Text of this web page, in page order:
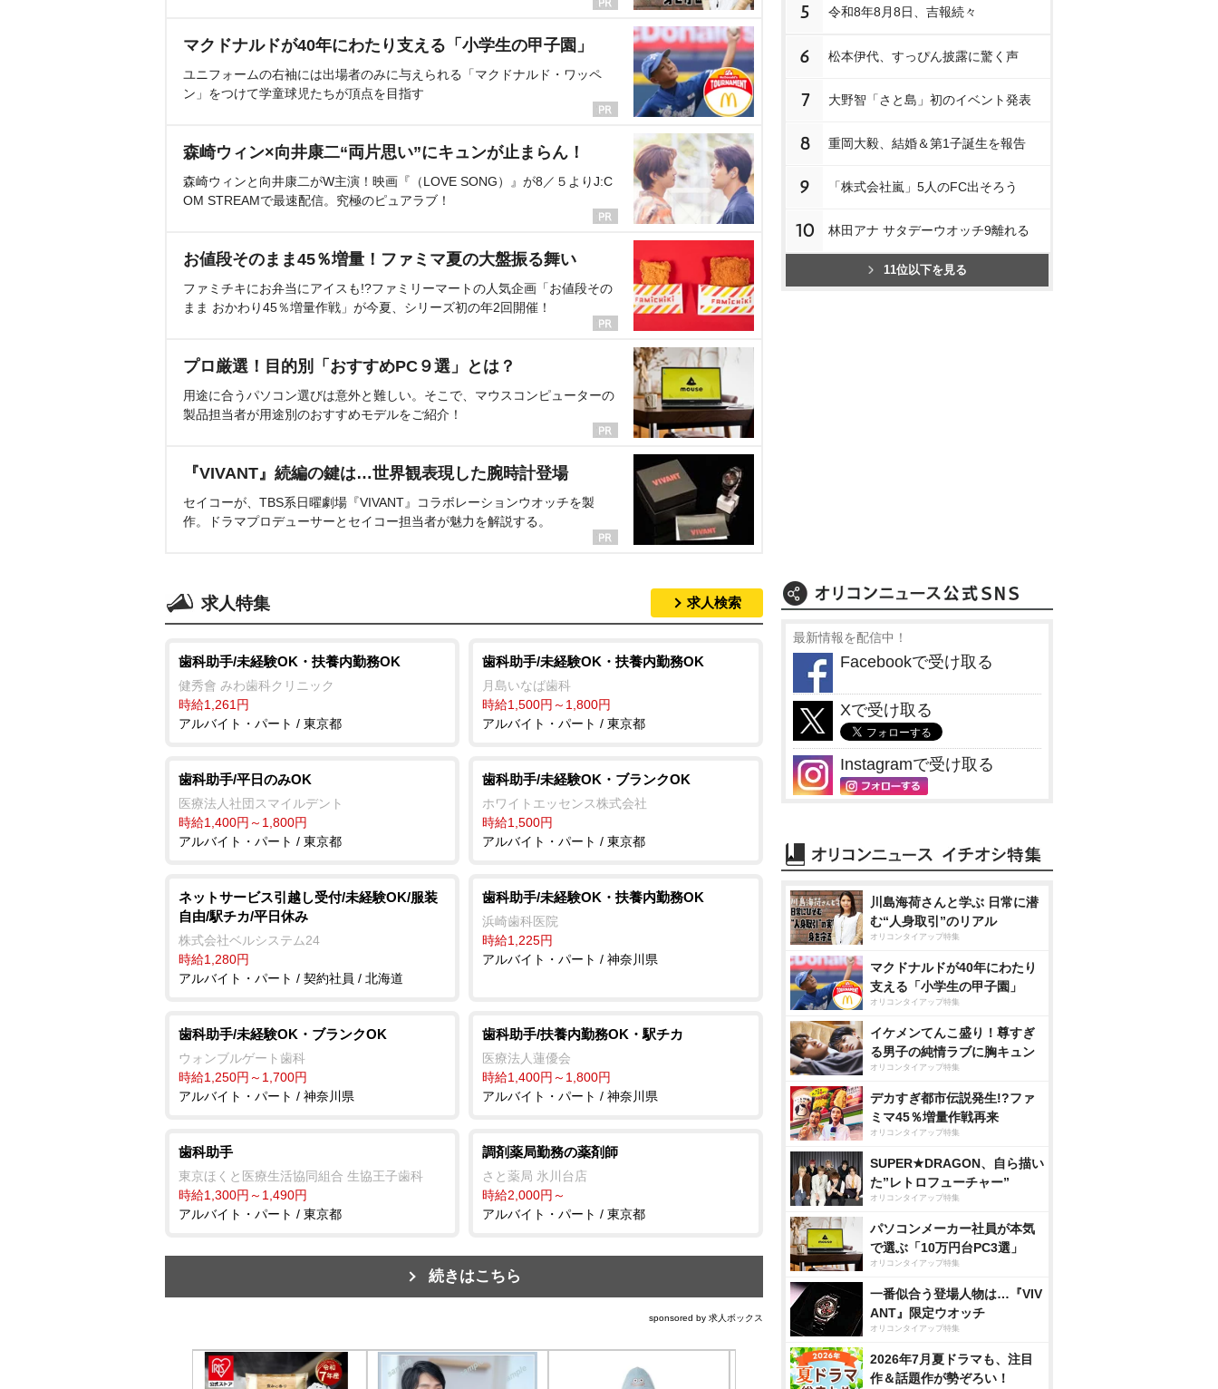
マクドナルドが40年にわたり支える「小学生の甲子園」
ユニフォームの右袖には出場者のみに与えられる「マクドナルド・ワッペ
ン」をつけて学童球児たちが頂点を目指す
森崎ウィン×向井康二“両片思い”にキュンが止まらん！
森崎ウィンと向井康二がW主演！映画『（LOVE SONG）』が8／５よりJ:C
OM STREAMで最速配信。究極のピュアラブ！
お値段そのまま45％増量！ファミマ夏の大盤振る舞い
ファミチキにお弁当にアイスも!?ファミリーマートの人気企画「お値段その
まま おかわり45％増量作戦」が今夏、シリーズ初の年2回開催！
プロ厳選！目的別「おすすめPC９選」とは？
用途に合うパソコン選びは意外と難しい。そこで、マウスコンピューターの
製品担当者が用途別のおすすめモデルをご紹介！
『VIVANT』続編の鍵は…世界観表現した腕時計登場
セイコーが、TBS系日曜劇場『VIVANT』コラボレーションウオッチを製
作。ドラマプロデューサーとセイコー担当者が魅力を解説する。
求人特集 求人検索
歯科助手/未経験OK・扶養内勤務OK
健秀會 みわ歯科クリニック
時給1,261円
アルバイト・パート / 東京都
歯科助手/未経験OK・扶養内勤務OK
月島いなば歯科
時給1,500円～1,800円
アルバイト・パート / 東京都
歯科助手/平日のみOK
医療法人社団スマイルデント
時給1,400円～1,800円
アルバイト・パート / 東京都
歯科助手/未経験OK・ブランクOK
ホワイトエッセンス株式会社
時給1,500円
アルバイト・パート / 東京都
ネットサービス引越し受付/未経験OK/服装
自由/駅チカ/平日休み
株式会社ベルシステム24
時給1,280円
アルバイト・パート / 契約社員 / 北海道
歯科助手/未経験OK・扶養内勤務OK
浜崎歯科医院
時給1,225円
アルバイト・パート / 神奈川県
歯科助手/未経験OK・ブランクOK
ウォンブルゲート歯科
時給1,250円～1,700円
アルバイト・パート / 神奈川県
歯科助手/扶養内勤務OK・駅チカ
医療法人蓮優会
時給1,400円～1,800円
アルバイト・パート / 神奈川県
歯科助手
東京ほくと医療生活協同組合 生協王子歯科
時給1,300円～1,490円
アルバイト・パート / 東京都
調剤薬局勤務の薬剤師
さと薬局 氷川台店
時給2,000円～
アルバイト・パート / 東京都
続きはこちら
sponsored by 求人ボックス
5 令和8年8月8日、吉報続々
6 松本伊代、すっぴん披露に驚く声
7 大野智「さと島」初のイベント発表
8 重岡大毅、結婚＆第1子誕生を報告
9 「株式会社嵐」5人のFC出そろう
10 林田アナ サタデーウオッチ9離れる
11位以下を見る
最新情報を配信中！
Facebookで受け取る
Xで受け取る
Instagramで受け取る
川島海荷さんと学ぶ 日常に潜
む“人身取引”のリアル
オリコンタイアップ特集
マクドナルドが40年にわたり
支える「小学生の甲子園」
オリコンタイアップ特集
イケメンてんこ盛り！尊すぎ
る男子の純情ラブに胸キュン
オリコンタイアップ特集
デカすぎ都市伝説発生!?ファ
ミマ45％増量作戦再来
オリコンタイアップ特集
SUPER★DRAGON、自ら描い
た”レトロフューチャー”
オリコンタイアップ特集
パソコンメーカー社員が本気
で選ぶ「10万円台PC3選」
オリコンタイアップ特集
一番似合う登場人物は…『VIV
ANT』限定ウオッチ
オリコンタイアップ特集
2026年7月夏ドラマも、注目
作＆話題作が勢ぞろい！